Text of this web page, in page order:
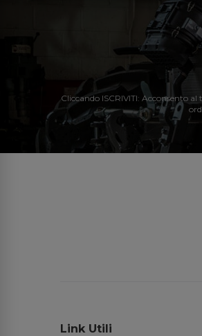
Cliccando ISCRIVITI: Acconsento
Link Utili